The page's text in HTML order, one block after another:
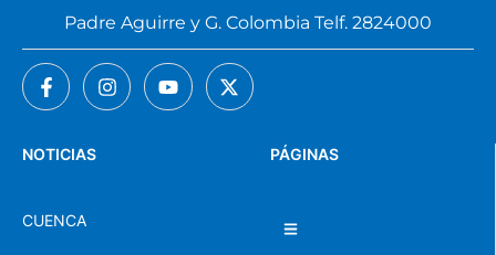
PÁGINAS
NOTICIAS
CUENCA
Padre Aguirre y G. Colombia Telf. 2824000